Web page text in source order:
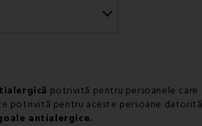
potrivită pentru persoanele care
potrivită pentru aceste persoane datorită
antialergice.